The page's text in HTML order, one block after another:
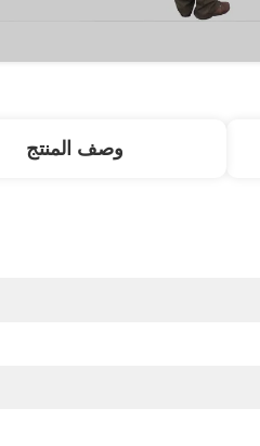
وصف المنتج